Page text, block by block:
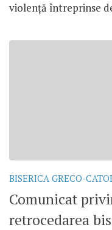
violenţă întreprinse
BISERICA GRECO-
Comunicat
retrocedarea